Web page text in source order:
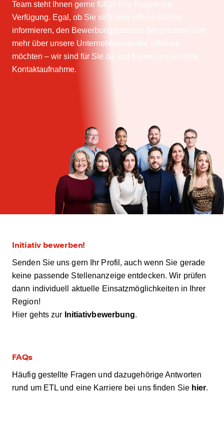
Team steht Ihnen gerne für all Ihre Fragen zur
Verfügung. Egal, ob Sie sich über offene Stellen
informieren, den Bewerbungsprozess besprechen oder
mehr über unsere Unternehmenskultur erfahren
möchten – wir sind für Sie da und freuen uns auf Ihre
Kontaktaufnahme.
Initiativ bewerben!
Senden Sie uns gern Ihr Profil, auch wenn Sie gerade
keine passende Stellenanzeige entdecken. Wir prüfen
dann individuell aktuelle Einsatzmöglichkeiten in Ihrer
Region!
Hier gehts zur Initiativbewerbung.
FAQs
Häufig gestellte Fragen und dazugehörige Antworten
rund um ETL und eine Karriere bei uns finden Sie hier.